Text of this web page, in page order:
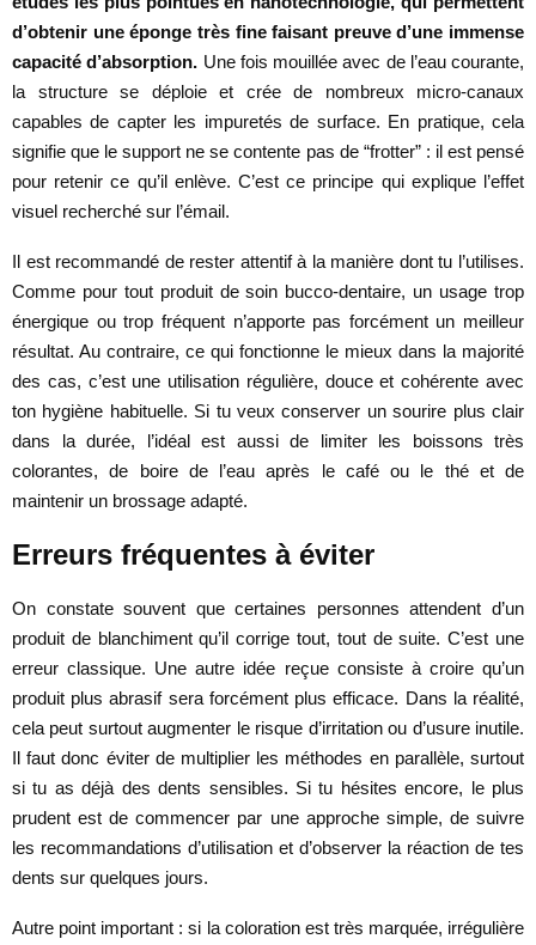
d’obtenir une éponge très fine faisant preuve d’une immense
capacité d’absorption. Une fois mouillée avec de l’eau courante,
la structure se déploie et crée de nombreux micro-canaux
capables de capter les impuretés de surface. En pratique, cela
signifie que le support ne se contente pas de “frotter” : il est pensé
pour retenir ce qu’il enlève. C’est ce principe qui explique l’effet
visuel recherché sur l’émail.
Il est recommandé de rester attentif à la manière dont tu l’utilises.
Comme pour tout produit de soin bucco-dentaire, un usage trop
énergique ou trop fréquent n’apporte pas forcément un meilleur
résultat. Au contraire, ce qui fonctionne le mieux dans la majorité
des cas, c’est une utilisation régulière, douce et cohérente avec
ton hygiène habituelle. Si tu veux conserver un sourire plus clair
dans la durée, l’idéal est aussi de limiter les boissons très
colorantes, de boire de l’eau après le café ou le thé et de
maintenir un brossage adapté.
Erreurs fréquentes à éviter
On constate souvent que certaines personnes attendent d’un
produit de blanchiment qu’il corrige tout, tout de suite. C’est une
erreur classique. Une autre idée reçue consiste à croire qu’un
produit plus abrasif sera forcément plus efficace. Dans la réalité,
cela peut surtout augmenter le risque d’irritation ou d’usure inutile.
Il faut donc éviter de multiplier les méthodes en parallèle, surtout
si tu as déjà des dents sensibles. Si tu hésites encore, le plus
prudent est de commencer par une approche simple, de suivre
les recommandations d’utilisation et d’observer la réaction de tes
dents sur quelques jours.
Autre point important : si la coloration est très marquée, irrégulière